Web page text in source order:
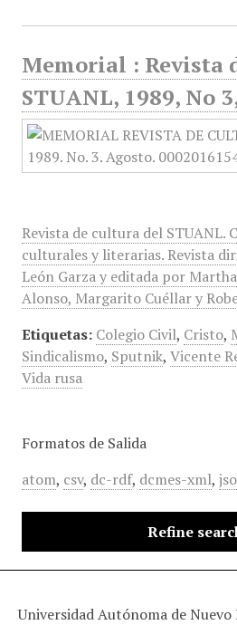
Memorial : Revista
STUANL, 1989, No
Revista de cultura del STUANL.
culturales y literarias. Revista
León Garza y editada por
Alonso, Margarito Cuéllar y
Etiquetas: Colegio Civil, Cristo,
Sindicalismo, Sputnik, Vicente
Vida rusa
Formatos de Salida
atom, csv, dc-rdf, dcmes-xml,
Refine
Universidad Autónoma de